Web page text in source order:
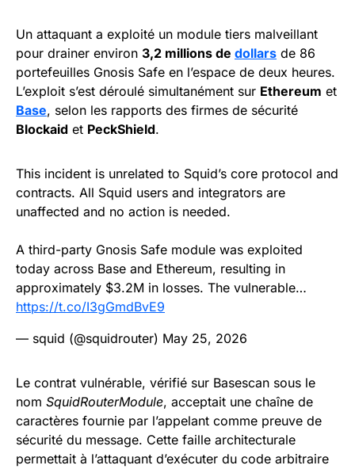
Un attaquant a exploité un module tiers malveillant
pour drainer environ 3,2 millions de dollars de 86
portefeuilles Gnosis Safe en l’espace de deux heures.
L’exploit s’est déroulé simultanément sur Ethereum et
Base, selon les rapports des firmes de sécurité
Blockaid et PeckShield.
This incident is unrelated to Squid’s core protocol and
contracts. All Squid users and integrators are
unaffected and no action is needed.
A third-party Gnosis Safe module was exploited
today across Base and Ethereum, resulting in
approximately $3.2M in losses. The vulnerable…
https://t.co/I3gGmdBvE9
— squid (@squidrouter) May 25, 2026
Le contrat vulnérable, vérifié sur Basescan sous le
nom SquidRouterModule, acceptait une chaîne de
caractères fournie par l’appelant comme preuve de
sécurité du message. Cette faille architecturale
permettait à l’attaquant d’exécuter du code arbitraire